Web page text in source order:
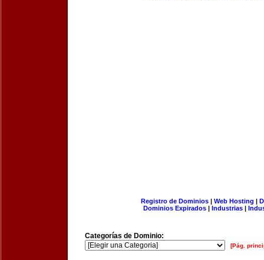
Registro de Dominios| Web Hosting |
Dominios Expirados | Industrias |
Categorías de Dominio:
[Pág.